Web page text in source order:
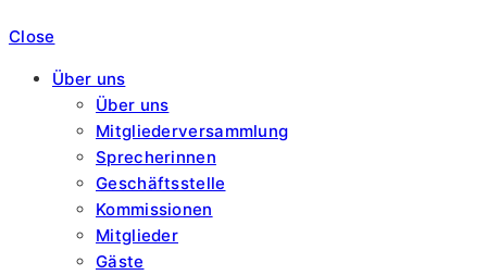
Close
Über uns
Über uns
Mitgliederversammlung
Sprecherinnen
Geschäftsstelle
Kommissionen
Mitglieder
Gäste